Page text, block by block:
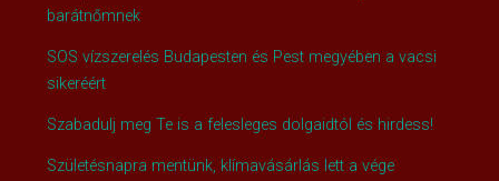
barátnőmnek
SOS vízszerelés Budapesten és Pest megyében a vacsi
sikeréért
Szabadulj meg Te is a felesleges dolgaidtól és hirdess!
Születésnapra mentünk, klímavásárlás lett a vége